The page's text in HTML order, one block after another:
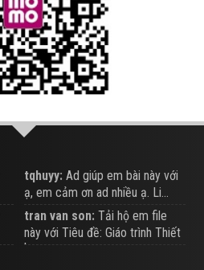
tqhuyy: Ad giúp em bài này với
ạ, em cảm ơn ad nhiều ạ. Li...
tran van son: Tải hộ em file
này với Tiêu đề: Giáo trình Thiết
b...